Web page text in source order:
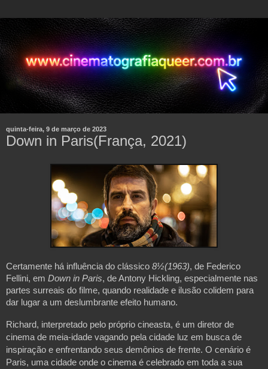
quinta-feira, 9 de março de 2023
Down in Paris(França, 2021)
Certamente há influência do clássico 8½(1963), de Federico
Fellini, em Down in Paris, de Antony Hickling, especialmente nas
partes surreais do filme, quando realidade e ilusão colidem para
dar lugar a um deslumbrante efeito humano.
Richard, interpretado pelo próprio cineasta, é um diretor de
cinema de meia-idade vagando pela cidade luz em busca de
inspiração e enfrentando seus demônios de frente. O cenário é
Paris, uma cidade onde o cinema é celebrado em toda a sua